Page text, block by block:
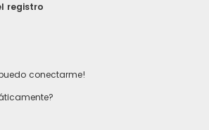
registro
conectarme!